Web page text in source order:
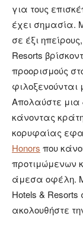
για τους
έχει σημασία.
σε έξι
Resorts
προορισμούς
Απολαύστε μια
κάνοντας
κορυφαίας
Honors που
προτιμώμενων
άμεσα οφέλη.
Hotels & Resorts
ακολουθήστε